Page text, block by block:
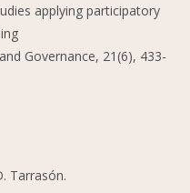
applying participatory
Governance, 21(6), 433-
Tarrasón.